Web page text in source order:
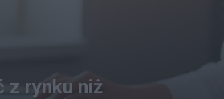
z rynku niż